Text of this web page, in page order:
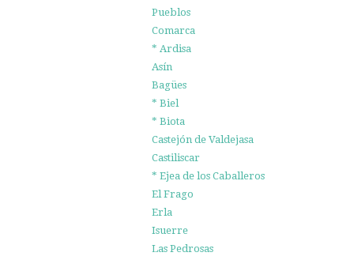
Pueblos
Comarca
* Ardisa
Asín
Bagües
* Biel
* Biota
Castejón de Valdejasa
Castiliscar
* Ejea de los Caballeros
El Frago
Erla
Isuerre
Las Pedrosas